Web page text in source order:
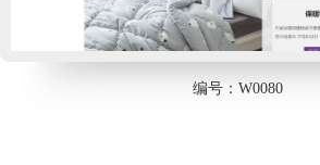
编号：W0080